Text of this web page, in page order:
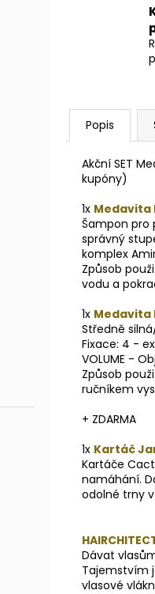
Popis
Akční SET
kupóny)
1x Medavita
Šampon pro
správný
komplex
Způsob
vodu a
1x Medavita
Středně
Fixace: 4 -
VOLUME -
Způsob
ručníkem
+ ZDARMA
1x Kartáč
Kartáče
namáhání.
odolné trny
Dávat
Tajemstvím
vlasové